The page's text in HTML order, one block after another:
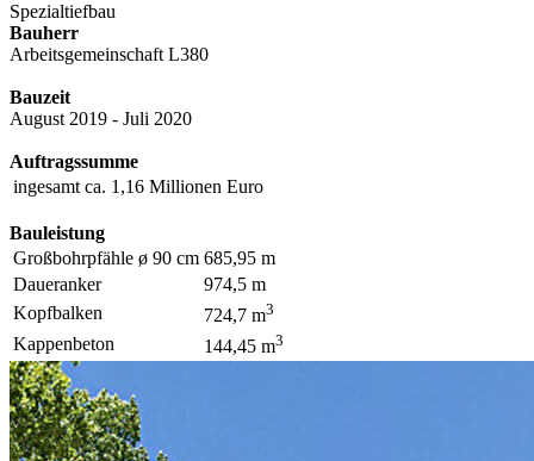
Spezialtiefbau
Bauherr
Arbeitsgemeinschaft L380
Bauzeit
August 2019 - Juli 2020
Auftragssumme
ingesamt ca. 1,16 Millionen Euro
Bauleistung
Großbohrpfähle ø 90 cm 685,95 m
Daueranker
974,5 m
Kopfbalken
724,7 m3
Kappenbeton 144,45 m3